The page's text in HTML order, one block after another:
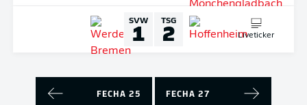
SVW
1 TSG
2 Liveticker
FECHA 25 FECHA 27